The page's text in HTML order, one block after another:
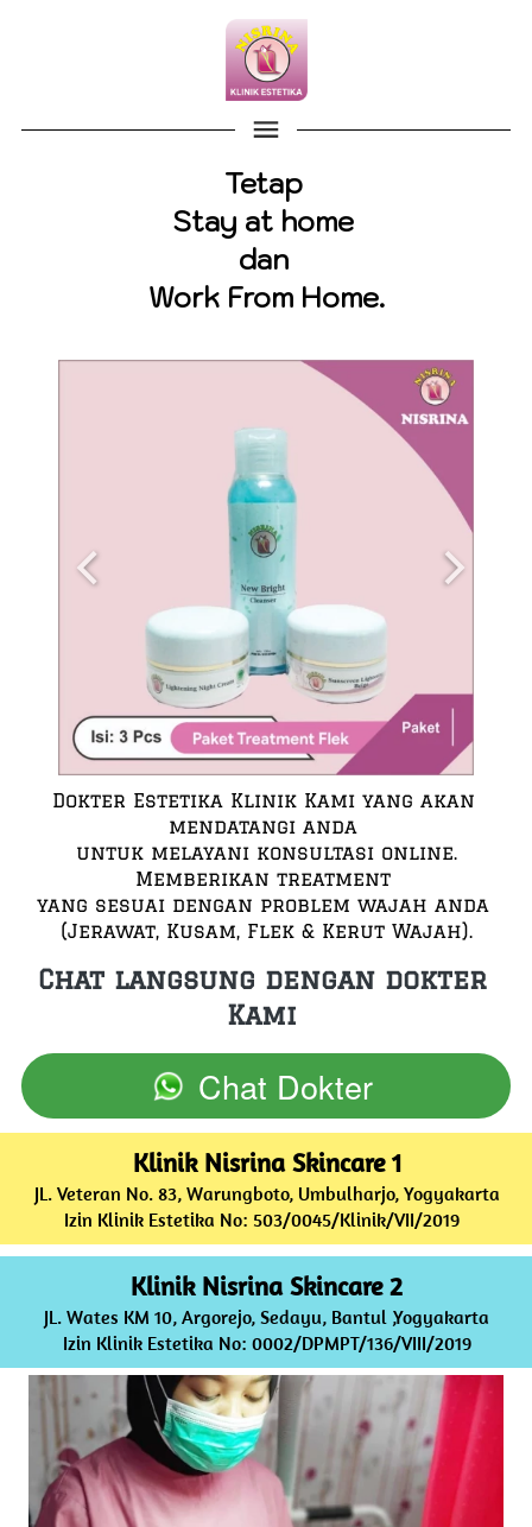
Tetap
Stay at home
dan
Work From Home.
Dokter Estetika Klinik Kami yang akan
mendatangi anda
untuk melayani konsultasi online.
Memberikan treatment
yang sesuai dengan problem wajah anda
(Jerawat, Kusam, Flek & Kerut Wajah).
Chat langsung dengan dokter
Kami
` Chat Dokter
Klinik Nisrina Skincare 1
JL. Veteran No. 83, Warungboto, Umbulharjo, Yogyakarta
Izin Klinik Estetika No: 503/0045/Klinik/VII/2019
Klinik Nisrina Skincare 2
JL. Wates KM 10, Argorejo, Sedayu, Bantul ,Yogyakarta
Izin Klinik Estetika No: 0002/DPMPT/136/VIII/2019